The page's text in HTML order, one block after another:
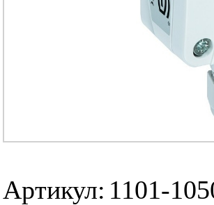
Артикул: 1101-